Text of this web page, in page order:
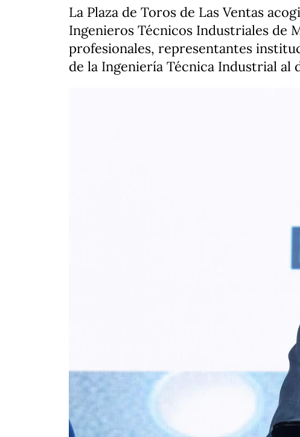
La Plaza de Toros de Las Ventas
Ingenieros Técnicos Industriales de
profesionales, representantes
de la Ingeniería Técnica Industrial